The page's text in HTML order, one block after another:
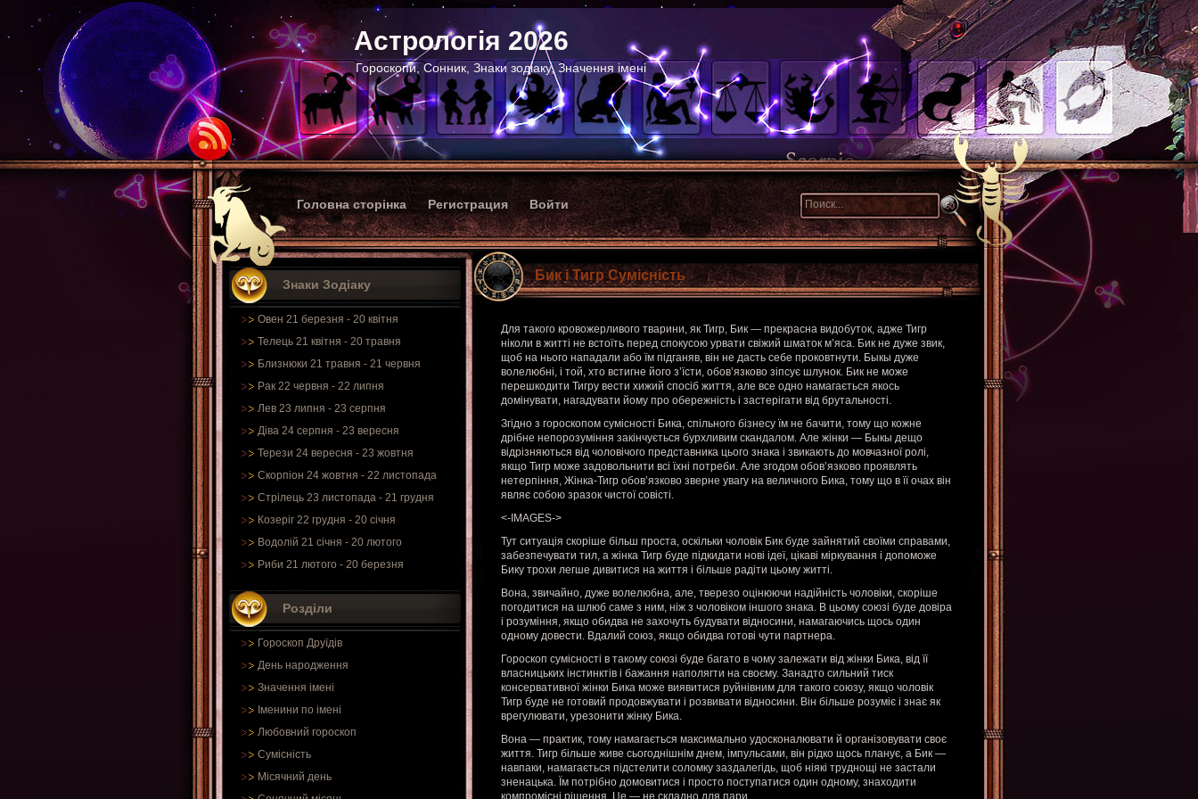
Астрологія 2026
Гороскопи, Сонник, Знаки зодіаку, Значення імені
Головна сторінка Регистрация Войти
Знаки Зодіаку
Овен 21 березня - 20 квітня
Телець 21 квітня - 20 травня
Близнюки 21 травня - 21 червня
Рак 22 червня - 22 липня
Лев 23 липня - 23 серпня
Діва 24 серпня - 23 вересня
Терези 24 вересня - 23 жовтня
Скорпіон 24 жовтня - 22 листопада
Стрілець 23 листопада - 21 грудня
Козеріг 22 грудня - 20 січня
Водолій 21 січня - 20 лютого
Риби 21 лютого - 20 березня
Розділи
Гороскоп Друїдів
День народження
Значення імені
Іменини по імені
Любовний гороскоп
Сумісність
Місячний день
Бик і Тигр Сумісність
Для такого кровожерливого тварини, як Тигр, Бик — прекрасна видобуток, адже Тигр
ніколи в житті не встоїть перед спокусою урвати свіжий шматок м’яса. Бик не дуже звик,
щоб на нього нападали або їм підганяв, він не дасть себе проковтнути. Быкы дуже
волелюбні, і той, хто встигне його з’їсти, обов’язково зіпсує шлунок. Бик не може
перешкодити Тигру вести хижий спосіб життя, але все одно намагається якось
домінувати, нагадувати йому про обережність і застерігати від брутальності.
Згідно з гороскопом сумісності Бика, спільного бізнесу їм не бачити, тому що кожне
дрібне непорозуміння закінчується бурхливим скандалом. Але жінки — Быкы дещо
відрізняються від чоловічого представника цього знака і звикають до мовчазної ролі,
якщо Тигр може задовольнити всі їхні потреби. Але згодом обов’язково проявлять
нетерпіння, Жінка-Тигр обов’язково зверне увагу на величного Бика, тому що в її очах він
являє собою зразок чистої совісті.
<-IMAGES->
Тут ситуація скоріше більш проста, оскільки чоловік Бик буде зайнятий своїми справами,
забезпечувати тил, а жінка Тигр буде підкидати нові ідеї, цікаві міркування і допоможе
Бику трохи легше дивитися на життя і більше радіти цьому житті.
Вона, звичайно, дуже волелюбна, але, тверезо оцінюючи надійність чоловіки, скоріше
погодитися на шлюб саме з ним, ніж з чоловіком іншого знака. В цьому союзі буде довіра
і розуміння, якщо обидва не захочуть будувати відносини, намагаючись щось один
одному довести. Вдалий союз, якщо обидва готові чути партнера.
Гороскоп сумісності в такому союзі буде багато в чому залежати від жінки Бика, від її
власницьких інстинктів і бажання наполягти на своєму. Занадто сильний тиск
консервативної жінки Бика може виявитися руйнівним для такого союзу, якщо чоловік
Тигр буде не готовий продовжувати і розвивати відносини. Він більше розуміє і знає як
врегулювати, урезонити жінку Бика.
Вона — практик, тому намагається максимально удосконалювати й організовувати своє
життя. Тигр більше живе сьогоднішнім днем, імпульсами, він рідко щось планує, а Бик —
навпаки, намагається підстелити соломку заздалегідь, щоб ніякі труднощі не застали
зненацька. Їм потрібно домовитися і просто поступатися один одному, знаходити
компромісні рішення. Це — не складно для пари.